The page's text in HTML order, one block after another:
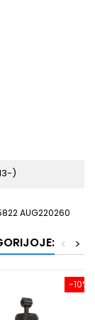
)
AUG220260
>
<
−10%